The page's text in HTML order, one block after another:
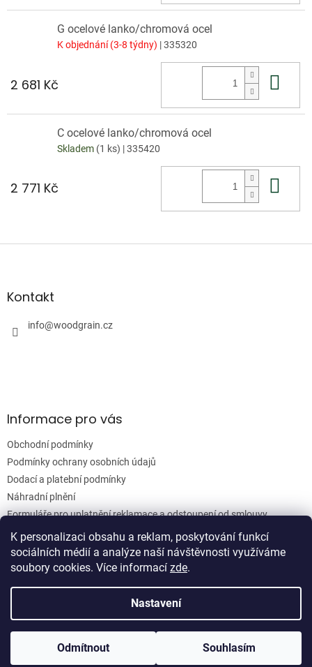
K personalizaci obsahu a reklam, poskytování funkcí
sociálních médií a analýze naší návštěvnosti využíváme
soubory cookies. Více informací zde.
Nastavení
Odmítnout Souhlasím
G ocelové lanko/chromová ocel
K objednání (3-8 týdny) | 335320
2 681 Kč
C ocelové lanko/chromová ocel
Skladem (1 ks) | 335420
2 771 Kč
Z
aKontakt
info@woodgrain.cz
Informace pro vás
Obchodní podmínky
Podmínky ochrany osobních údajů
Dodací a platební podmínky
Náhradní plnění
Formuláře pro uplatnění reklamace a odstoupení od smlouvy
Moje objednávka
Woodgrain s.r.o.
Upravit nastavení cookies